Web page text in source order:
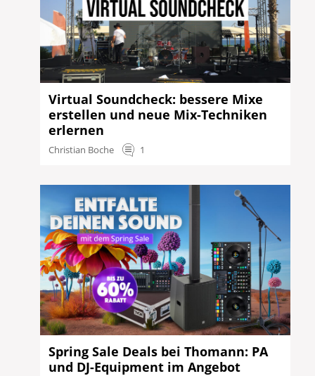
Virtual Soundcheck: bessere Mixe
erstellen und neue Mix-Techniken
erlernen
Christian Boche 1
Spring Sale Deals bei Thomann: PA
und DJ-Equipment im Angebot